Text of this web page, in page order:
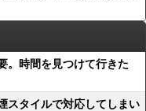
。時間を見つけて行きた
スタイルで対応してしまい